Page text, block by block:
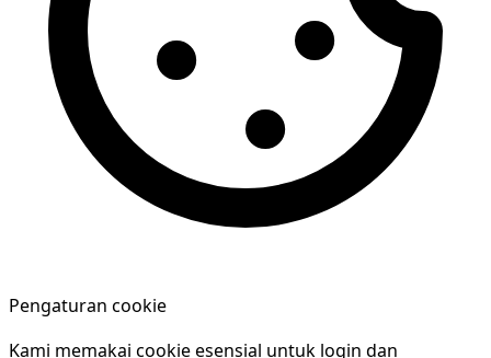
Pengaturan cookie
Kami memakai cookie esensial untuk login dan